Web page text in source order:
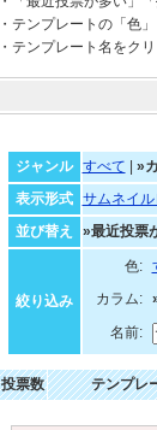
・テンプレートの「色
・テンプレート名をク
ジャンル
すべて »
表示形式
サムネイ
並び替え
»最近投票
絞り込み
色:
カラム:
名前:
投票数 テンプレ